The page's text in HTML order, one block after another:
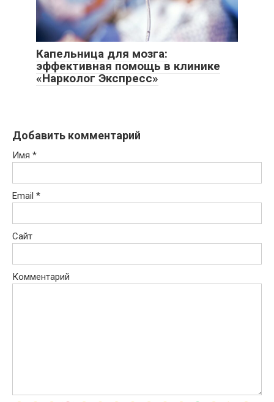
Капельница для мозга:
эффективная помощь в клинике
«Нарколог Экспресс»
Добавить комментарий
Имя *
Email *
Сайт
Комментарий